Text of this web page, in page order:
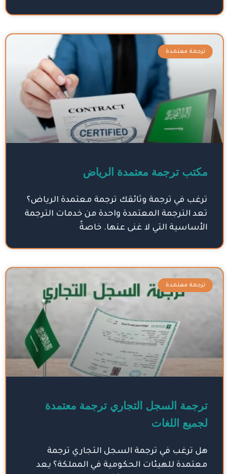
ترجمة معتمدة
مكتب ترجمة معتمدة الرياض
ترغب في ترجمة وثائقك ترجمة معتمدة الرياض؟
تعد الترجمة المعتمدة واحدة من خدمات الترجمة
الأساسية التي لا غنى عنها. خاصةً
ترجمة معتمدة
ترجمة السجل التجاري ترجمة معتمدة
لجميع اللغات
هل ترغب في ترجمة السجل التجاري ترجمة
معتمدة للهيئات الحكومية في المملكة؟ يعد